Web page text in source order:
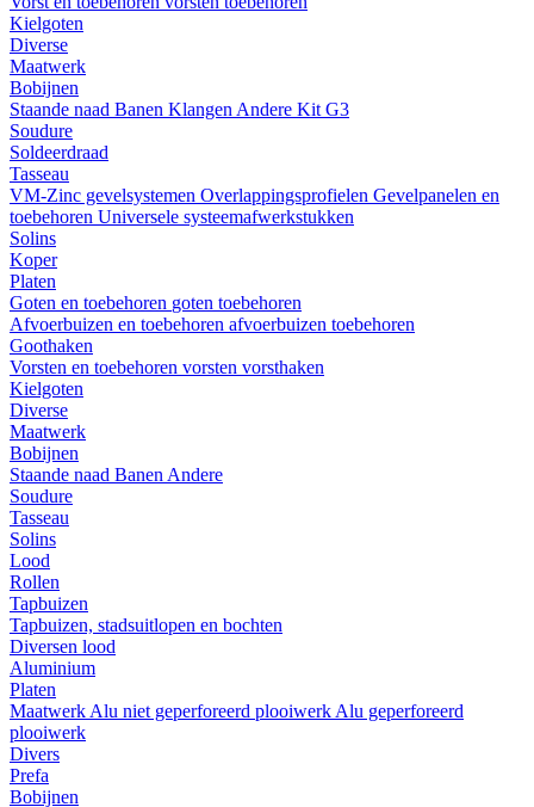
Kielgoten
Diverse
Maatwerk
Bobijnen
Staande naad Banen Klangen Andere Kit G3
Soudure
Soldeerdraad
Tasseau
VM-Zinc gevelsystemen Overlappingsprofielen Gevelpanelen en
toebehoren Universele systeemafwerkstukken
Solins
Koper
Platen
Goten en toebehoren goten toebehoren
Afvoerbuizen en toebehoren afvoerbuizen toebehoren
Goothaken
Vorsten en toebehoren vorsten vorsthaken
Kielgoten
Diverse
Maatwerk
Bobijnen
Staande naad Banen Andere
Soudure
Tasseau
Solins
Lood
Rollen
Tapbuizen
Tapbuizen, stadsuitlopen en bochten
Diversen lood
Aluminium
Platen
Maatwerk Alu niet geperforeerd plooiwerk Alu geperforeerd
plooiwerk
Divers
Prefa
Bobijnen